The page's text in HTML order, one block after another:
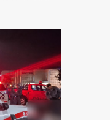
mas
produzir o
Essa
na teoria
pelo
afirmava ser
da
seria
da conta e
os